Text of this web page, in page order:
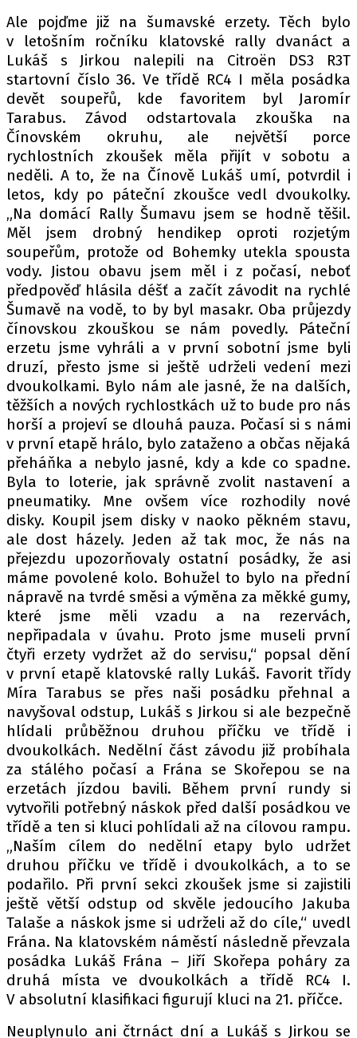
Ale pojďme již na šumavské erzety. Těch bylo
v letošním ročníku klatovské rally dvanáct a
Lukáš s Jirkou nalepili na Citroën DS3 R3T
startovní číslo 36. Ve třídě RC4 I měla posádka
devět soupeřů, kde favoritem byl Jaromír
Tarabus. Závod odstartovala zkouška na
Čínovském okruhu, ale největší porce
rychlostních zkoušek měla přijít v sobotu a
neděli. A to, že na Čínově Lukáš umí, potvrdil i
letos, kdy po páteční zkoušce vedl dvoukolky.
„Na domácí Rally Šumavu jsem se hodně těšil.
Měl jsem drobný hendikep oproti rozjetým
soupeřům, protože od Bohemky utekla spousta
vody. Jistou obavu jsem měl i z počasí, neboť
předpověď hlásila déšť a začít závodit na rychlé
Šumavě na vodě, to by byl masakr. Oba průjezdy
čínovskou zkouškou se nám povedly. Páteční
erzetu jsme vyhráli a v první sobotní jsme byli
druzí, přesto jsme si ještě udrželi vedení mezi
dvoukolkami. Bylo nám ale jasné, že na dalších,
těžších a nových rychlostkách už to bude pro nás
horší a projeví se dlouhá pauza. Počasí si s námi
v první etapě hrálo, bylo zataženo a občas nějaká
přeháňka a nebylo jasné, kdy a kde co spadne.
Byla to loterie, jak správně zvolit nastavení a
pneumatiky. Mne ovšem více rozhodily nové
disky. Koupil jsem disky v naoko pěkném stavu,
ale dost házely. Jeden až tak moc, že nás na
přejezdu upozorňovaly ostatní posádky, že asi
máme povolené kolo. Bohužel to bylo na přední
nápravě na tvrdé směsi a výměna za měkké gumy,
které jsme měli vzadu a na rezervách,
nepřipadala v úvahu. Proto jsme museli první
čtyři erzety vydržet až do servisu,“ popsal dění
v první etapě klatovské rally Lukáš. Favorit třídy
Míra Tarabus se přes naši posádku přehnal a
navyšoval odstup, Lukáš s Jirkou si ale bezpečně
hlídali průběžnou druhou příčku ve třídě i
dvoukolkách. Nedělní část závodu již probíhala
za stálého počasí a Frána se Skořepou se na
erzetách jízdou bavili. Během první rundy si
vytvořili potřebný náskok před další posádkou ve
třídě a ten si kluci pohlídali až na cílovou rampu.
„Naším cílem do nedělní etapy bylo udržet
druhou příčku ve třídě i dvoukolkách, a to se
podařilo. Při první sekci zkoušek jsme si zajistili
ještě větší odstup od skvěle jedoucího Jakuba
Talaše a náskok jsme si udrželi až do cíle,“ uvedl
Frána. Na klatovském náměstí následně převzala
posádka Lukáš Frána – Jiří Skořepa poháry za
druhá místa ve dvoukolkách a třídě RC4 I.
V absolutní klasifikaci figurují kluci na 21. příčce.
Neuplynulo ani čtrnáct dní a Lukáš s Jirkou se